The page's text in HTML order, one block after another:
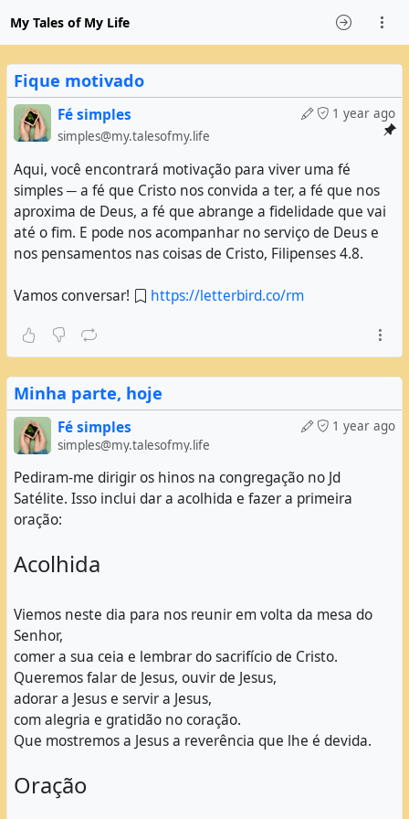
My Tales of My Life
Fique motivado
1 year ago
Fé simples
simples@my.talesofmy.life
Aqui, você encontrará motivação para viver uma fé
simples ─ a fé que Cristo nos convida a ter, a fé que nos
aproxima de Deus, a fé que abrange a fidelidade que vai
até o fim. E pode nos acompanhar no serviço de Deus e
nos pensamentos nas coisas de Cristo, Filipenses 4.8.
Vamos conversar! https://letterbird.co/rm
Minha parte, hoje
1 year ago
Fé simples
simples@my.talesofmy.life
Pediram-me dirigir os hinos na congregação no Jd
Satélite. Isso inclui dar a acolhida e fazer a primeira
oração:
Acolhida
Viemos neste dia para nos reunir em volta da mesa do
Senhor,
comer a sua ceia e lembrar do sacrifício de Cristo.
Queremos falar de Jesus, ouvir de Jesus,
adorar a Jesus e servir a Jesus,
com alegria e gratidão no coração.
Que mostremos a Jesus a reverência que lhe é devida.
Oração